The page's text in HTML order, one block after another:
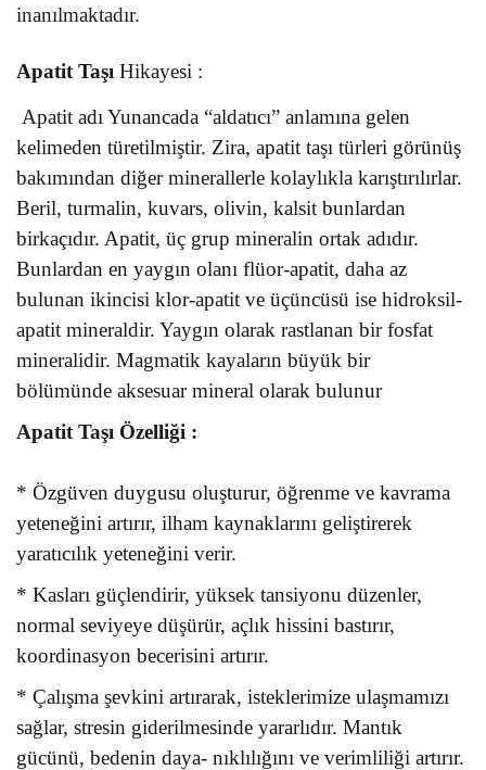
inanılmaktadır.
Apatit Taşı Hikayesi :
Apatit adı Yunancada “aldatıcı” anlamına gelen
kelimeden türetilmiştir. Zira, apatit taşı türleri görünüş
bakımından diğer minerallerle kolaylıkla karıştırılırlar.
Beril, turmalin, kuvars, olivin, kalsit bunlardan
birkaçıdır. Apatit, üç grup mineralin ortak adıdır.
Bunlardan en yaygın olanı flüor-apatit, daha az
bulunan ikincisi klor-apatit ve üçüncüsü ise hidroksil-
apatit mineraldir. Yaygın olarak rastlanan bir fosfat
mineralidir. Magmatik kayaların büyük bir
bölümünde aksesuar mineral olarak bulunur
Apatit Taşı Özelliği :
* Özgüven duygusu oluşturur, öğrenme ve kavrama
yeteneğini artırır, ilham kaynaklarını geliştirerek
yaratıcılık yeteneğini verir.
* Kasları güçlendirir, yüksek tansiyonu düzenler,
normal seviyeye düşürür, açlık hissini bastırır,
koordinasyon becerisini artırır.
* Çalışma şevkini artırarak, isteklerimize ulaşmamızı
sağlar, stresin giderilmesinde yararlıdır. Mantık
gücünü, bedenin daya- nıklılığını ve verimliliği artırır.